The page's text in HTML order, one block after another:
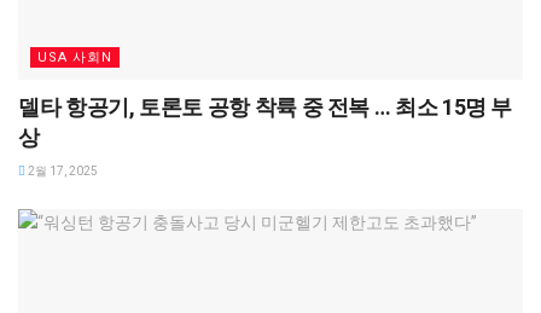
USA 사회N
델타 항공기, 토론토 공항 착륙 중 전복 … 최소 15명 부
상
2월 17, 2025